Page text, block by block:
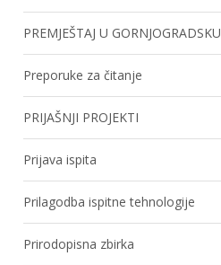
PREMJEŠTAJ U GORNJOGRADSKU
Preporuke za čitanje
PRIJAŠNJI PROJEKTI
Prijava ispita
Prilagodba ispitne tehnologije
Prirodopisna zbirka